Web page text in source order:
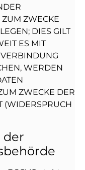
ZWECKE
DIES GILT
ES MIT
WERDEN
ZWECKE DER
(WIDERSPRUCH
der